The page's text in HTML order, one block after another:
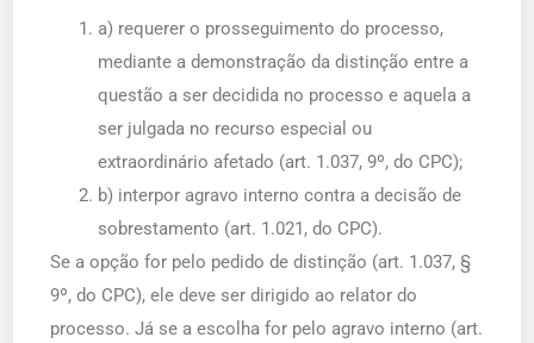
a) requerer o prosseguimento do processo,
mediante a demonstração da distinção entre a
questão a ser decidida no processo e aquela a
ser julgada no recurso especial ou
extraordinário afetado (art. 1.037, 9º, do CPC);
b) interpor agravo interno contra a decisão de
sobrestamento (art. 1.021, do CPC).
Se a opção for pelo pedido de distinção (art. 1.037, §
9º, do CPC), ele deve ser dirigido ao relator do
processo. Já se a escolha for pelo agravo interno (art.